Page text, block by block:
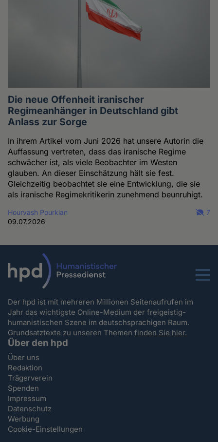
Die neue Offenheit iranischer
Regimeanhänger in Deutschland gibt
Anlass zur Sorge
In ihrem Artikel vom Juni 2026 hat unsere Autorin die
Auffassung vertreten, dass das iranische Regime
schwächer ist, als viele Beobachter im Westen
glauben. An dieser Einschätzung hält sie fest.
Gleichzeitig beobachtet sie eine Entwicklung, die sie
als iranische Regimekritikerin zunehmend beunruhigt.
Hourvash Pourkian
09.07.2026
7
Menu
Der hpd ist mit mehreren Millionen Seitenaufrufen im
Jahr das wichtigste Online-Medium der freigeistig-
humanistischen Szene im deutschsprachigen Raum.
Grundsatztexte zu unseren Themenfinden Sie hier.
Über den hpd
Über uns
Redaktion
Trägerverein
Spenden
Impressum
Datenschutz
Werbung
Cookie-Einstellungen